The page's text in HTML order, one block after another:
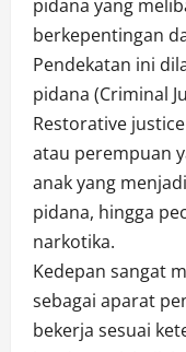
pidana yang
berkepentingan
Pendekatan ini
pidana (Criminal
Restorative
atau perempuan
anak yang
pidana, hingga
narkotika.
Kedepan sangat
sebagai aparat
bekerja sesuai